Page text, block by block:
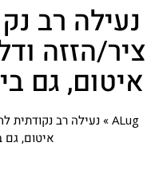
הסיפור שלנו
חלונות
LUMINIZE
SLIM
הצללה
FLIP
דלתות
נעילה רב
ציר/הזזה
איטום, גם
ALug
» נעילה רב נקודתית
איטום, גם